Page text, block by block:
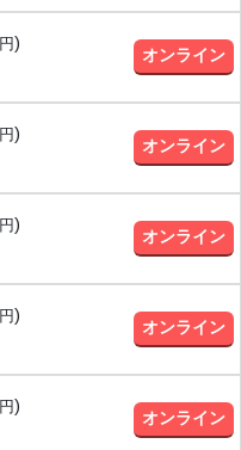
円)
オンライン
円)
オンライン
円)
オンライン
円)
オンライン
円)
オンライン